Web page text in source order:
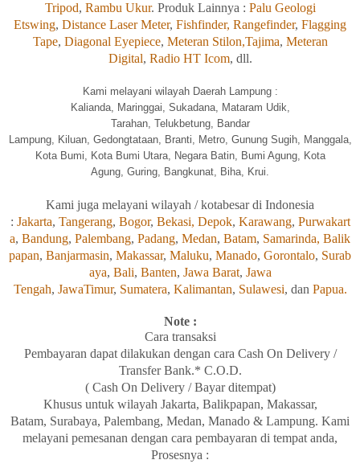
Tripod, Rambu Ukur. Produk Lainnya : Palu Geologi
Etswing, Distance Laser Meter, Fishfinder, Rangefinder, Flagging
Tape, Diagonal Eyepiece, Meteran Stilon,Tajima, Meteran
Digital, Radio HT Icom, dll.
Kami melayani wilayah Daerah Lampung :
Kalianda, Maringgai, Sukadana, Mataram Udik,
Tarahan, Telukbetung, Bandar
Lampung, Kiluan, Gedongtataan, Branti, Metro, Gunung Sugih, Manggala,
Kota Bumi, Kota Bumi Utara, Negara Batin, Bumi Agung, Kota
Agung, Guring, Bangkunat, Biha, Krui.
Kami juga melayani wilayah / kotabesar di Indonesia
: Jakarta, Tangerang, Bogor, Bekasi, Depok, Karawang, Purwakart
a, Bandung, Palembang, Padang, Medan, Batam, Samarinda, Balik
papan, Banjarmasin, Makassar, Maluku, Manado, Gorontalo, Surab
aya, Bali, Banten, Jawa Barat, Jawa
Tengah, JawaTimur, Sumatera, Kalimantan, Sulawesi, dan Papua.
Note :
Cara transaksi
Pembayaran dapat dilakukan dengan cara Cash On Delivery /
Transfer Bank.* C.O.D.
( Cash On Delivery / Bayar ditempat)
Khusus untuk wilayah Jakarta, Balikpapan, Makassar,
Batam, Surabaya, Palembang, Medan, Manado & Lampung. Kami
melayani pemesanan dengan cara pembayaran di tempat anda,
Prosesnya :